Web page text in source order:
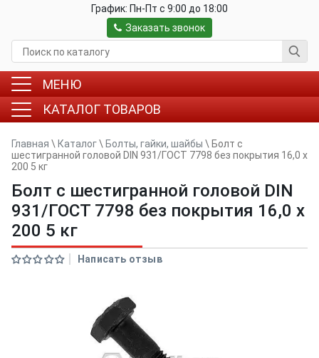
График: Пн-Пт c 9:00 до 18:00
Заказать звонок
МЕНЮ
КАТАЛОГ ТОВАРОВ
Главная \ Каталог\ Болты, гайки, шайбы \ Болт с
шестигранной головой DIN 931/ГОСТ 7798 без покрытия 16,0 x
200 5 кг
Болт с шестигранной головой DIN
931/ГОСТ 7798 без покрытия 16,0 x
200 5 кг
Написать отзыв